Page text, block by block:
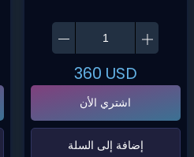
360 USD
اشتري الأن
‌إضافة إلى السلة‌